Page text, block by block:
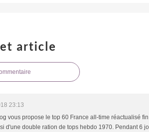
article
23:13
vous propose le top 60 France all-time réactualisé
d'une double ration de tops hebdo 1970. Pendant 6